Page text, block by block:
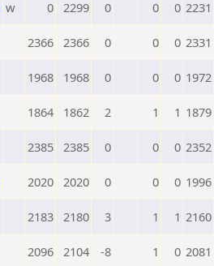
w 0 2299 0 0 0 2231
2366 2366 0 0 0 2331
1968 1968 0 0 0 1972
1864 1862 2 1 1 1879
2385 2385 0 0 0 2352
2020 2020 0 0 0 1996
2183 2180 3 1 1 2160
2096 2104 -8 1 0 2081